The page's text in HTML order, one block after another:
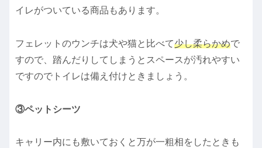
イレがついている商品もあります。
フェレットのウンチは犬や猫と比べて少し柔らかめで
すので、踏んだりしてしまうとスペースが汚れやすい
ですのでトイレは備え付けときましょう。
③ペットシーツ
キャリー内にも敷いておくと万が一粗相をしたときも